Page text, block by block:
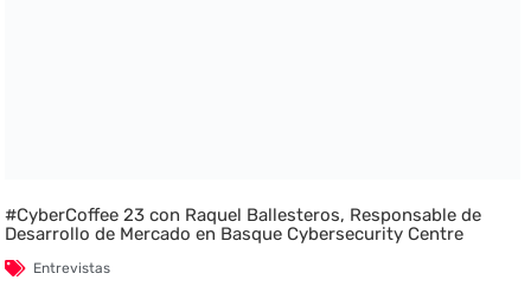
#CyberCoffee 23 con Raquel Ballesteros, Responsable de
Desarrollo de Mercado en Basque Cybersecurity Centre
Entrevistas